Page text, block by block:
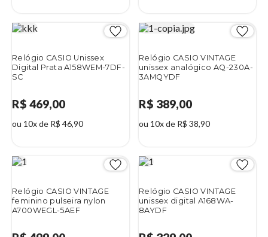
Relógio CASIO Unissex
Digital Prata A158WEM-7DF-
SC
R$ 469,00
ou 10x de R$ 46,90
Relógio CASIO VINTAGE
unissex analógico AQ-230A-
3AMQYDF
R$ 389,00
ou 10x de R$ 38,90
Relógio CASIO VINTAGE
feminino pulseira nylon
A700WEGL-5AEF
Relógio CASIO VINTAGE
unissex digital A168WA-
8AYDF